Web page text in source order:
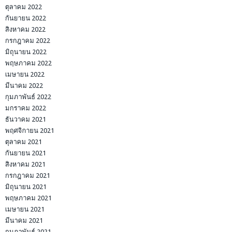
ตุลาคม 2022
กันยายน 2022
สิงหาคม 2022
กรกฎาคม 2022
มิถุนายน 2022
พฤษภาคม 2022
เมษายน 2022
มีนาคม 2022
กุมภาพันธ์ 2022
มกราคม 2022
ธันวาคม 2021
พฤศจิกายน 2021
ตุลาคม 2021
กันยายน 2021
สิงหาคม 2021
กรกฎาคม 2021
มิถุนายน 2021
พฤษภาคม 2021
เมษายน 2021
มีนาคม 2021